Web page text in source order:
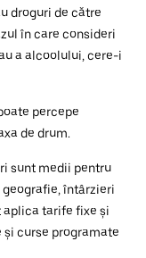
droguri de către
în care consideri
a alcoolului, cere-i
percepe
de drum.
sunt medii pentru
întârzieri
aplica tarife fixe și
curse programate